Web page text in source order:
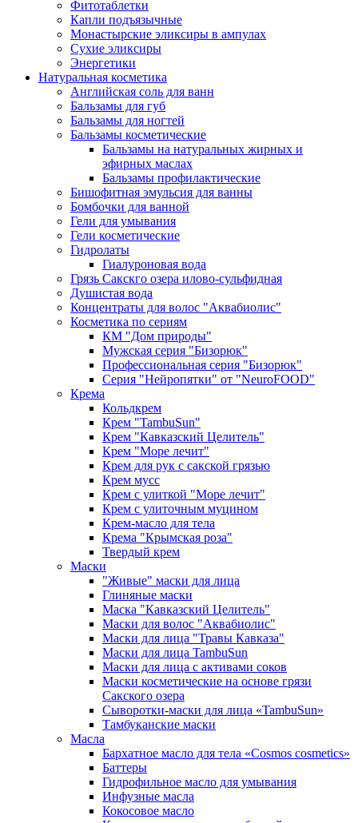
Фитотаблетки
Капли подъязычные
Монастырские эликсиры в ампулах
Сухие эликсиры
Энергетики
Натуральная косметика
Английская соль для ванн
Бальзамы для губ
Бальзамы для ногтей
Бальзамы косметические
Бальзамы на натуральных жирных и
эфирных маслах
Бальзамы профилактические
Бишофитная эмульсия для ванны
Бомбочки для ванной
Гели для умывания
Гели косметические
Гидролаты
Гиалуроновая вода
Грязь Сакскго озера илово-сульфидная
Душистая вода
Концентраты для волос "Аквабиолис"
Косметика по сериям
КМ "Дом природы"
Мужская серия "Бизорюк"
Профессиональная серия "Бизорюк"
Серия "Нейропятки" от "NeuroFOOD"
Крема
Кольдкрем
Крем "TambuSun"
Крем "Кавказский Целитель"
Крем "Море лечит"
Крем для рук с сакской грязью
Крем мусс
Крем с улиткой "Море лечит"
Крем с улиточным муцином
Крем-масло для тела
Крема "Крымская роза"
Твердый крем
Маски
"Живые" маски для лица
Глиняные маски
Маска "Кавказский Целитель"
Маски для волос "Аквабиолис"
Маски для лица "Травы Кавказа"
Маски для лица TambuSun
Маски для лица с активами соков
Маски косметические на основе грязи
Сакского озера
Сыворотки-маски для лица «TambuSun»
Тамбуканские маски
Масла
Бархатное масло для тела «Cosmos cosmetics»
Баттеры
Гидрофильное масло для умывания
Инфузные масла
Кокосовое масло